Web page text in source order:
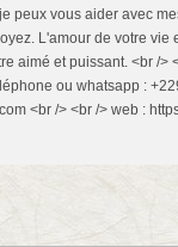
peux vous aider avec
L'amour de votre vie
aimé et puissant. <br />
ou whatsapp :
<br /> <br /> web :